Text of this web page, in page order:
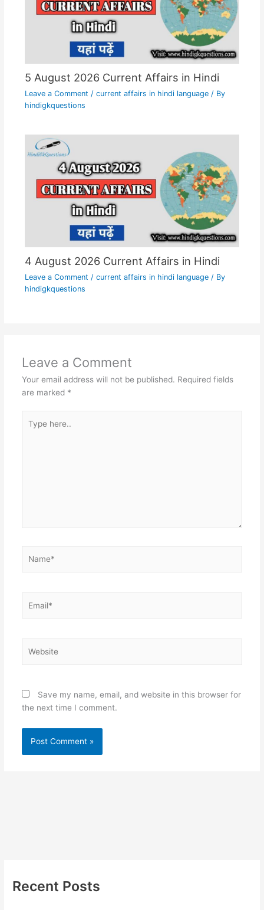
5 August 2026 Current Affairs in Hindi
Leave a Comment / current affairs in hindi language/ By
hindigkquestions
4 August 2026 Current Affairs in Hindi
Leave a Comment / current affairs in hindi language/ By
hindigkquestions
Leave a Comment
Your email address will not be published. Required fields
are marked *
here..
Save my name, email, and website in this browser for
the next time I comment.
Recent Posts